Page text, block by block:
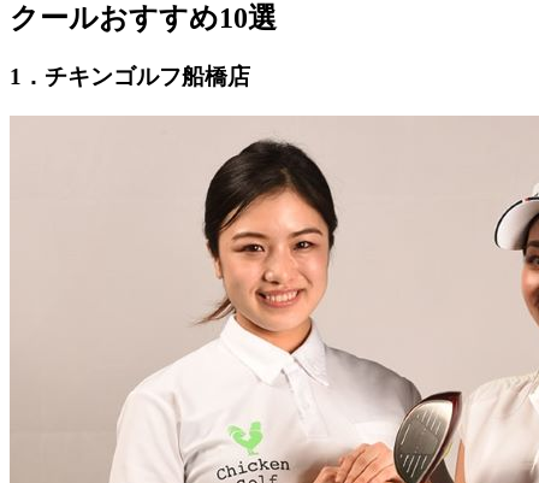
クールおすすめ10選
1．チキンゴルフ船橋店